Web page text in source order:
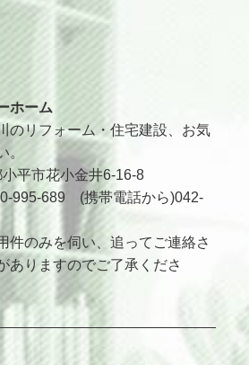
ホーム
のリフォーム・住宅建設、お気
。
平市花小金井6-16-8
995-689 (携帯電話から)042-
件のみを伺い、追ってご連絡さ
ありますのでご了承くださ